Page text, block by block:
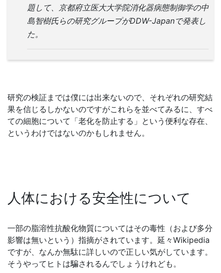
題して、京都府立医大大学院消化器病態制御学の中
島智樹氏らの研究グループがDDW-Japanで発表し
た。
研究の検証までは僕には出来ないので、それぞれの研究結
果を信じるしかないのですがこれらを並べてみるに、すべ
ての細胞について「老化を防止する」という便利な存在、
というわけではないのかもしれません。
人体における安全性について
一部の脂溶性抗酸化物質についてはその毒性（および多分
影響は無いという）指摘がされています。延々Wikipedia
ですが、なんか無駄に詳しいので正しい気がしています。
そうやってヒトは騙されるんでしょうけれども。